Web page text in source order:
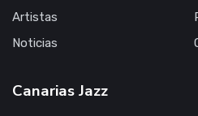
Artistas
Noticias
Canarias Jazz